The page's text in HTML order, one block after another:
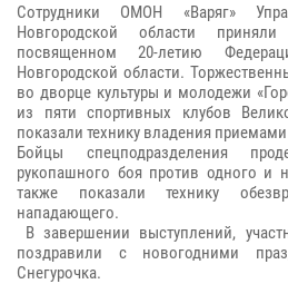
Сотрудники ОМОН «Варяг»
Новгородской области
посвященном 20-летию
Новгородской области.
во дворце культуры и молодежи
из пяти спортивных клубов
показали технику владения
Бойцы спецподразделения
рукопашного боя против одного и
также показали технику
нападающего.
В завершении выступлений,
поздравили с новогодними
Снегурочка.